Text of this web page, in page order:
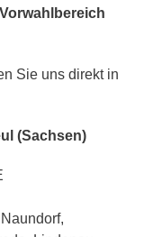
Sie uns direkt in
(Sachsen)